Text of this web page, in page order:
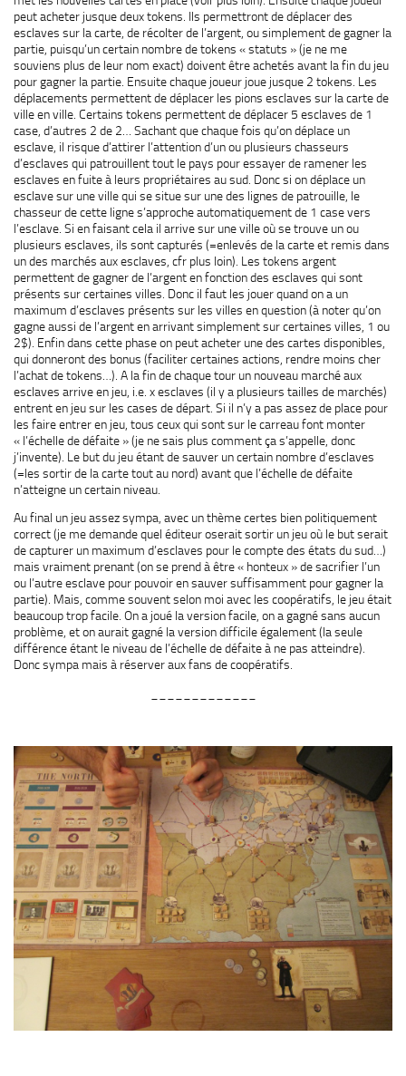
peut acheter jusque deux tokens. Ils permettront de déplacer des
esclaves sur la carte, de récolter de l’argent, ou simplement de gagner la
partie, puisqu’un certain nombre de tokens « statuts » (je ne me
souviens plus de leur nom exact) doivent être achetés avant la fin du jeu
pour gagner la partie. Ensuite chaque joueur joue jusque 2 tokens. Les
déplacements permettent de déplacer les pions esclaves sur la carte de
ville en ville. Certains tokens permettent de déplacer 5 esclaves de 1
case, d’autres 2 de 2… Sachant que chaque fois qu’on déplace un
esclave, il risque d’attirer l’attention d’un ou plusieurs chasseurs
d’esclaves qui patrouillent tout le pays pour essayer de ramener les
esclaves en fuite à leurs propriétaires au sud. Donc si on déplace un
esclave sur une ville qui se situe sur une des lignes de patrouille, le
chasseur de cette ligne s’approche automatiquement de 1 case vers
l’esclave. Si en faisant cela il arrive sur une ville où se trouve un ou
plusieurs esclaves, ils sont capturés (=enlevés de la carte et remis dans
un des marchés aux esclaves, cfr plus loin). Les tokens argent
permettent de gagner de l’argent en fonction des esclaves qui sont
présents sur certaines villes. Donc il faut les jouer quand on a un
maximum d’esclaves présents sur les villes en question (à noter qu’on
gagne aussi de l’argent en arrivant simplement sur certaines villes, 1 ou
2$). Enfin dans cette phase on peut acheter une des cartes disponibles,
qui donneront des bonus (faciliter certaines actions, rendre moins cher
l’achat de tokens…). A la fin de chaque tour un nouveau marché aux
esclaves arrive en jeu, i.e. x esclaves (il y a plusieurs tailles de marchés)
entrent en jeu sur les cases de départ. Si il n’y a pas assez de place pour
les faire entrer en jeu, tous ceux qui sont sur le carreau font monter
« l’échelle de défaite » (je ne sais plus comment ça s’appelle, donc
j’invente). Le but du jeu étant de sauver un certain nombre d’esclaves
(=les sortir de la carte tout au nord) avant que l’échelle de défaite
n’atteigne un certain niveau.
Au final un jeu assez sympa, avec un thème certes bien politiquement
correct (je me demande quel éditeur oserait sortir un jeu où le but serait
de capturer un maximum d’esclaves pour le compte des états du sud…)
mais vraiment prenant (on se prend à être « honteux » de sacrifier l’un
ou l’autre esclave pour pouvoir en sauver suffisamment pour gagner la
partie). Mais, comme souvent selon moi avec les coopératifs, le jeu était
beaucoup trop facile. On a joué la version facile, on a gagné sans aucun
problème, et on aurait gagné la version difficile également (la seule
différence étant le niveau de l’échelle de défaite à ne pas atteindre).
Donc sympa mais à réserver aux fans de coopératifs.